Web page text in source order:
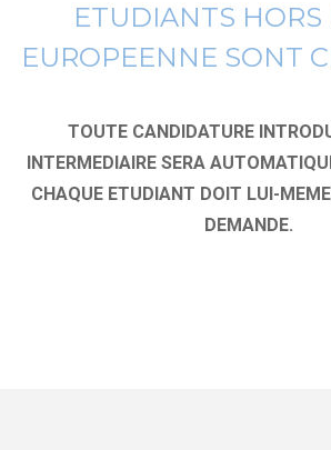
ETUDIANTS
EUROPEENNE SONT
TOUTE CANDIDATURE
INTERMEDIAIRE SERA
CHAQUE ETUDIANT DOIT LUI-
DEMANDE.